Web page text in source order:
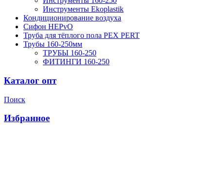
Инструменты Ekoplastik
Кондиционирование воздуха
Сифон HEPvO
Труба для тёплого пола PEX PERT
Трубы 160-250мм
ТРУБЫ 160-250
ФИТИНГИ 160-250
Каталог опт
Поиск
Избранное